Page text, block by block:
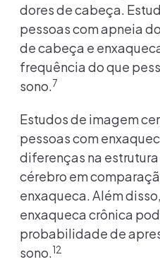
dores de cabeça.
pessoas com apneia
de cabeça e
frequência do que
sono.7
Estudos de imagem
pessoas com
diferenças na
cérebro em
enxaqueca. Além
enxaqueca crônica
probabilidade de
sono.12